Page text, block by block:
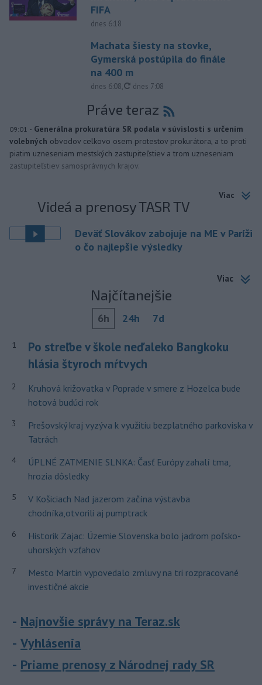
FIFA
dnes 6:18
Machata šiesty na stovke,
Gymerská postúpila do finále
na 400 m
dnes 6:08, aktualizované
dnes 7:08
Práve teraz
09:01 - Generálna prokuratúra SR podala v súvislosti s určením
volebných obvodov celkovo osem protestov prokurátora, a to proti
piatim uzneseniam mestských zastupiteľstiev a trom uzneseniam
zastupiteľstiev samosprávnych krajov.
Viac
Videá a prenosy TASR TV
Deväť Slovákov zabojuje na ME v Paríži
o čo najlepšie výsledky
Viac
Najčítanejšie
6h 24h 7d
1
Po streľbe v škole neďaleko Bangkoku
hlásia štyroch mŕtvych
2
Kruhová križovatka v Poprade v smere z Hozelca bude
hotová budúci rok
3
Prešovský kraj vyzýva k využitiu bezplatného parkoviska v
Tatrách
4
ÚPLNÉ ZATMENIE SLNKA: Časť Európy zahalí tma,
hrozia dôsledky
5
V Košiciach Nad jazerom začína výstavba
chodníka,otvorili aj pumptrack
6
Historik Zajac: Územie Slovenska bolo jadrom poľsko-
uhorských vzťahov
7
Mesto Martin vypovedalo zmluvy na tri rozpracované
investičné akcie
Najnovšie správy na Teraz.sk
Vyhlásenia
Priame prenosy z Národnej rady SR